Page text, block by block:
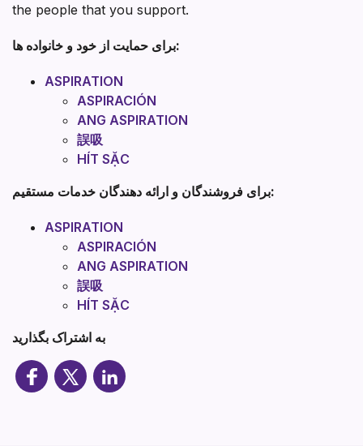
the people that you support.
برای حمایت از خود و خانواده ها:
ASPIRATION
ASPIRACIÓN
ANG ASPIRATION
誤吸
HÍT SẶC
برای فروشندگان و ارائه دهندگان خدمات مستقیم:
ASPIRATION
ASPIRACIÓN
ANG ASPIRATION
誤吸
HÍT SẶC
به اشتراک بگذارید